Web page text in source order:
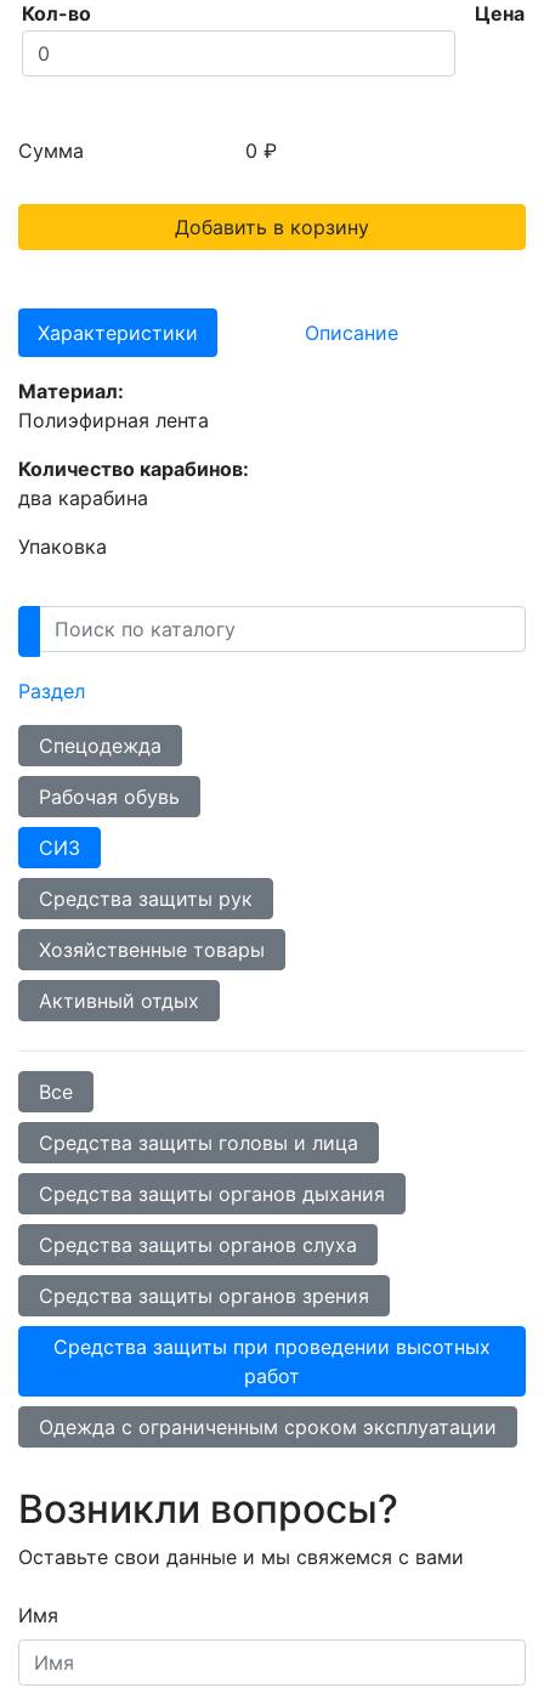
Кол-во Цена
Сумма 0 ₽
Добавить в корзину
Характеристики Описание
Материал:
Полиэфирная лента
Количество карабинов:
два карабина
Упаковка
Раздел
Спецодежда
Рабочая обувь
СИЗ
Средства защиты рук
Хозяйственные товары
Активный отдых
Все
Средства защиты головы и лица
Средства защиты органов дыхания
Средства защиты органов слуха
Средства защиты органов зрения
Средства защиты при проведении высотных
работ
Одежда с ограниченным сроком эксплуатации
Возникли вопросы?
Оставьте свои данные и мы свяжемся с вами
Имя